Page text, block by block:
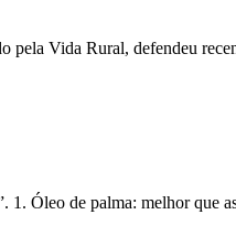
Vida Rural, defendeu
1. Óleo de palma: melhor que